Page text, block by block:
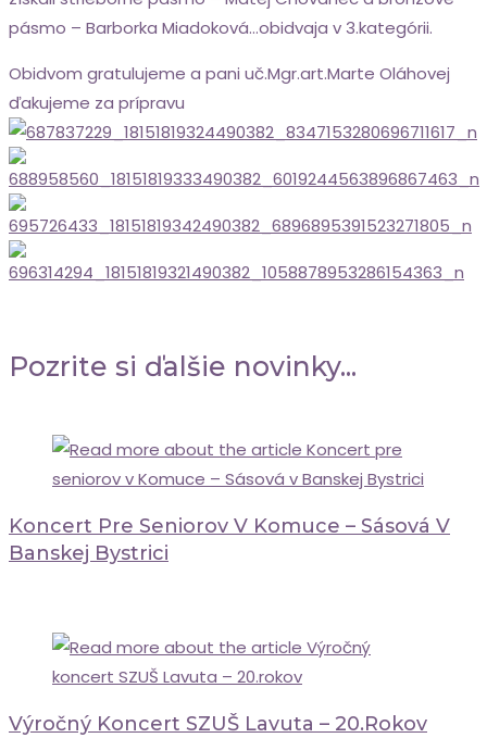
pásmo – Barborka Miadoková…obidvaja v 3.kategórii.
Obidvom gratulujeme a pani uč.Mgr.art.Marte Oláhovej
ďakujeme za prípravu
Pozrite si ďalšie novinky...
Koncert Pre Seniorov V Komuce – Sásová V
Banskej Bystrici
Výročný Koncert SZUŠ Lavuta – 20.rokov